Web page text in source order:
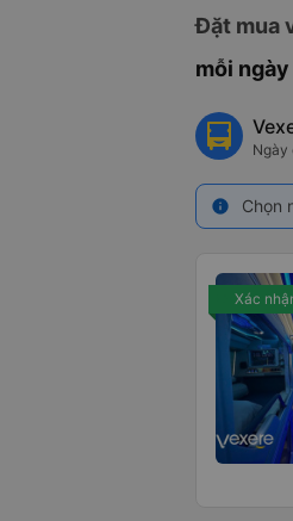
Đặt mua
mỗi ngày
Ngày
info Chọn
Xác